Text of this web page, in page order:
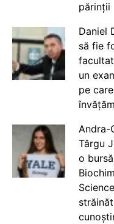
părinții
Daniel
să fie
un
pe
Andra-
Târgu
o